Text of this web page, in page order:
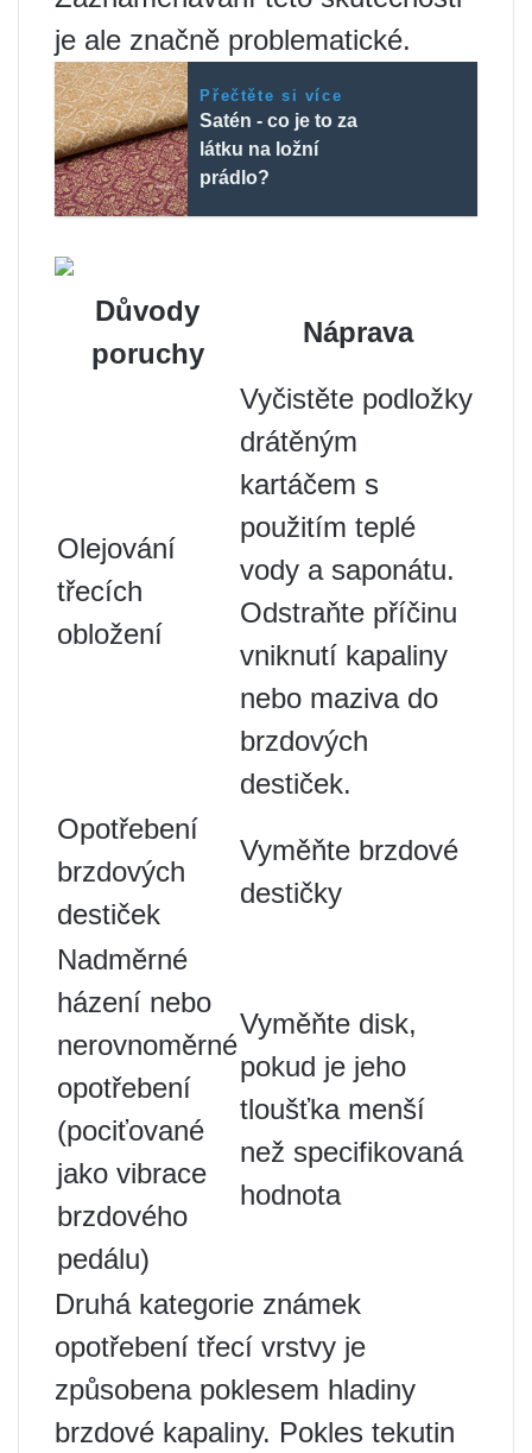
je ale značně problematické.
Přečtěte si více
Satén - co je to za
látku na ložní
prádlo?
Důvody
poruchy
Náprava
Olejování
třecích
obložení
Vyčistěte podložky
drátěným
kartáčem s
použitím teplé
vody a saponátu.
Odstraňte příčinu
vniknutí kapaliny
nebo maziva do
brzdových
destiček.
Opotřebení
brzdových
destiček
Vyměňte brzdové
destičky
Nadměrné
házení nebo
nerovnoměrné
opotřebení
(pociťované
jako vibrace
brzdového
pedálu)
Vyměňte disk,
pokud je jeho
tloušťka menší
než specifikovaná
hodnota
Druhá kategorie známek
opotřebení třecí vrstvy je
způsobena poklesem hladiny
brzdové kapaliny. Pokles tekutin